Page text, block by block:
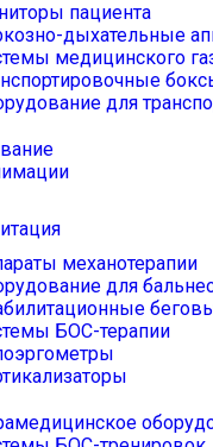
пациента
дыхательные
медицинского
для
механотерапии
для
БОС-терапии